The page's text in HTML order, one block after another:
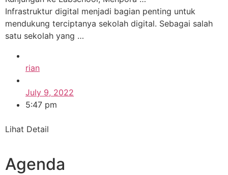
Infrastruktur digital menjadi bagian penting untuk
mendukung terciptanya sekolah digital. Sebagai salah
satu sekolah yang …
rian
July 9, 2022
5:47 pm
Lihat Detail
Agenda